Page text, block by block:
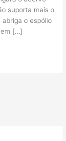
suporta mais o
o espólio
em […]